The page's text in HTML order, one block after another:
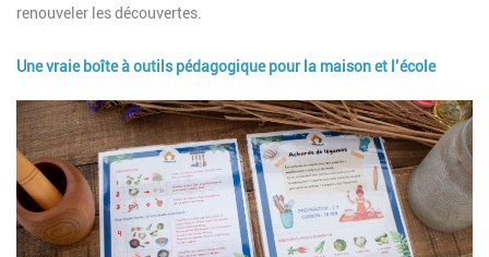
renouveler les découvertes.
Une vraie boîte à outils pédagogique pour la maison et l’école
Image